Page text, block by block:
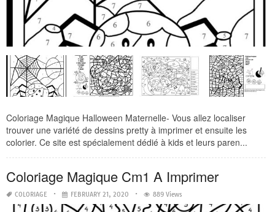
Coloriage Magique Halloween Maternelle- Vous allez localiser
trouver une variété de dessins pretty à imprimer et ensuite les
colorier. Ce site est spécialement dédié à kids et leurs paren...
Coloriage Magique Cm1 A Imprimer
COLORIAGE FEBRUARY 21, 2020 889 Views